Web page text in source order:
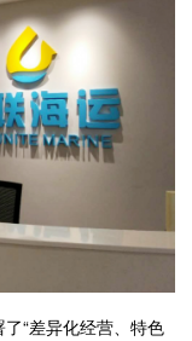
“差异化经营、特色